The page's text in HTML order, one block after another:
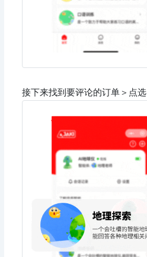
接下来找到要评论的订单＞点选